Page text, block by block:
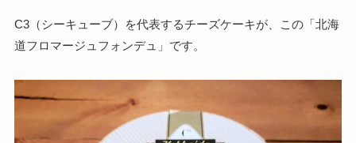
C3（シーキューブ）を代表するチーズケーキが、この「北海
道フロマージュフォンデュ」です。